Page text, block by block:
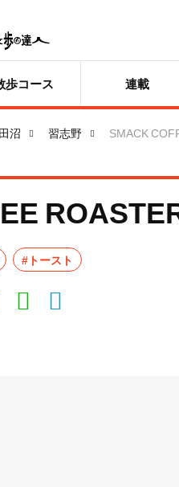
歩コース 連載
沼 習志野
SMACK
#トースト